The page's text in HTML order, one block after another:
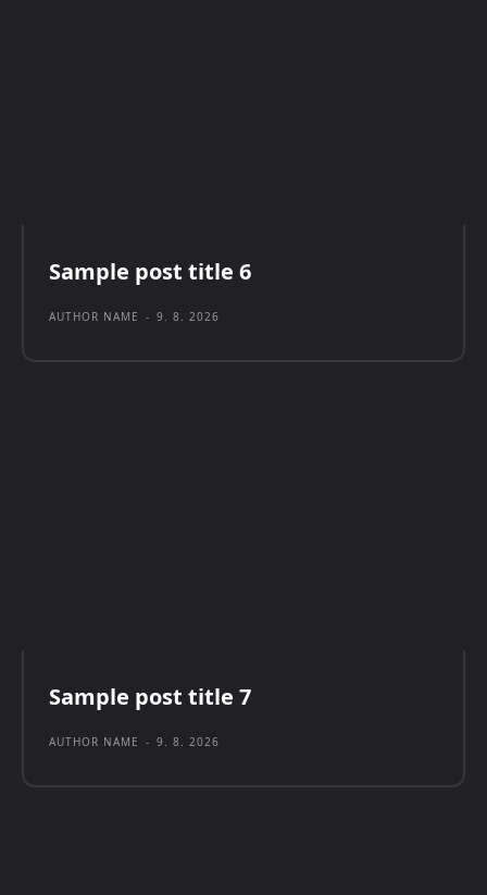
Sample post title 6
AUTHOR NAME - 9. 8. 2026
Sample post title 7
AUTHOR NAME - 9. 8. 2026